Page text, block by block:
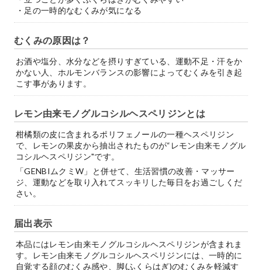
・足の一時的なむくみが気になる
むくみの原因は？
お酒や塩分、水分などを摂りすぎている、運動不足・汗をか
かない人、ホルモンバランスの影響によってむくみを引き起
こす事があります。
レモン由来モノグルコシルヘスペリジンとは
柑橘類の皮に含まれるポリフェノールの一種ヘスペリジン
で、レモンの果皮から抽出されたものが“レモン由来モノグル
コシルヘスペリジン"です。
「GENBIムクミW」と併せて、生活習慣の改善・マッサー
ジ、運動などを取り入れてスッキリした毎日をお過ごしくだ
さい。
届出表示
本品にはレモン由来モノグルコシルヘスペリジンが含まれま
す。レモン由来モノグルコシルヘスペリジンには、一時的に
自覚する顔のむくみ感や、脚(ふくらはぎ)のむくみを軽減す